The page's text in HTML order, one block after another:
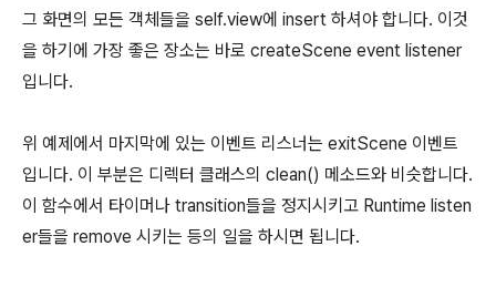
그 화면의 모든 객체들을 self.view에 insert 하셔야 합니다. 이것
을 하기에 가장 좋은 장소는 바로 createScene event listener
입니다.
위 예제에서 마지막에 있는 이벤트 리스너는 exitScene 이벤트
입니다. 이 부분은 디렉터 클래스의 clean() 메소드와 비슷합니다.
이 함수에서 타이머나 transition들을 정지시키고 Runtime listen
er들을 remove 시키는 등의 일을 하시면 됩니다.